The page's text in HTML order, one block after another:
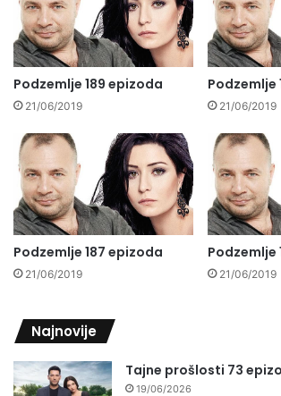
Podzemlje 189 epizoda
21/06/2019
Podzemlje
21/06/2019
Podzemlje 187 epizoda
21/06/2019
Podzemlje
21/06/2019
Najnovije
Tajne prošlosti 73
19/06/2026